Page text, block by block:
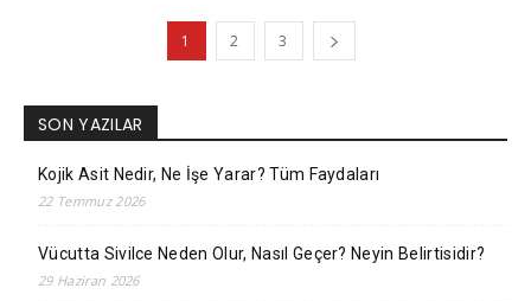
1 2 3
SON YAZILAR
Kojik Asit Nedir, Ne İşe Yarar? Tüm Faydaları
22 Temmuz 2026
Vücutta Sivilce Neden Olur, Nasıl Geçer? Neyin Belirtisidir?
29 Haziran 2026